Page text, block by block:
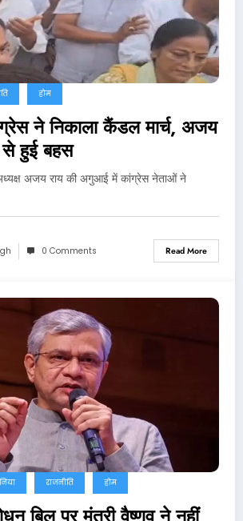
होम
ने निकाला कैंडल मार्च, अजय
से हुई बहस
अजय राय की अगुआई में कांग्रेस नेताओं ने
0 Comments Read More
राजनीति होम